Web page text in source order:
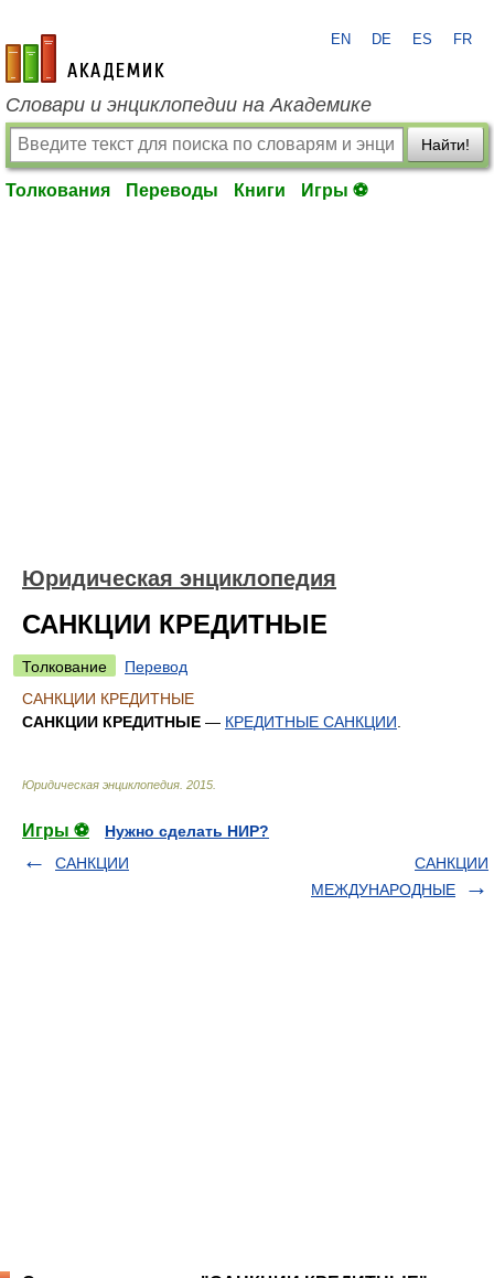
academic.ru
EN DE ES FR
Словари и энциклопедии на Академике
Найти!
Толкования Переводы Книги Игры ⚽
Юридическая энциклопедия
САНКЦИИ КРЕДИТНЫЕ
Толкование
Перевод
САНКЦИИ КРЕДИТНЫЕ
САНКЦИИ КРЕДИТНЫЕ — КРЕДИТНЫЕ САНКЦИИ
Юридическая энциклопедия 2015
Игры ⚽
Нужно сделать НИР?
САНКЦИИ
САНКЦИИ
МЕЖДУНАРОДНЫЕ